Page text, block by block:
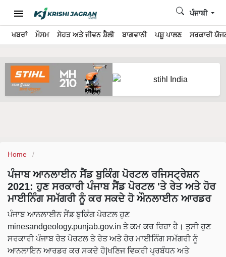
ਖਬਰਾਂ ਮੌਸਮ ਸੇਹਤ ਅਤੇ ਜੀਵਨ ਸ਼ੈਲੀ ਬਾਗਵਾਨੀ ਪਸ਼ੂ ਪਾਲਣ ਸਰਕਾਰੀ
ਪੰਜਾਬੀ
Home
ਪੰਜਾਬ ਆਨਲਾਈਨ ਸੈਂਡ ਬੁਕਿੰਗ ਪੋਰਟਲ ਰਜਿਸਟ੍ਰੇਸ਼ਨ
2021: ਹੁਣ ਸਰਕਾਰੀ ਪੰਜਾਬ ਸੈਂਡ ਪੋਰਟਲ 'ਤੇ ਰੇਤ ਅਤੇ ਹੋਰ
ਮਾਈਨਿੰਗ ਸਮੱਗਰੀ ਨੂੰ ਕਰ ਸਕਦੇ ਹੋ ਔਨਲਾਈਨ ਆਰਡਰ
ਪੰਜਾਬ ਆਨਲਾਈਨ ਸੈਂਡ ਬੁਕਿੰਗ ਪੋਰਟਲ ਹੁਣ
minesandgeology.punjab.gov.in ਤੇ ਕਮ ਕਰ ਰਿਹਾ ਹੈ। ਤੁਸੀ ਹੁਣ
ਸਰਕਾਰੀ ਪੰਜਾਬ ਰੇਤ ਪੋਰਟਲ ਤੇ ਰੇਤ ਅਤੇ ਹੋਰ ਮਾਈਨਿੰਗ ਸਮੱਗਰੀ ਨੂੰ
ਆਨਲਾਇਨ ਆਰਡਰ ਕਰ ਸਕਦੇ ਹੋ|ਖਣਿਜ ਵਿਕਰੀ ਪ੍ਰਬੰਧਨ ਅਤੇ